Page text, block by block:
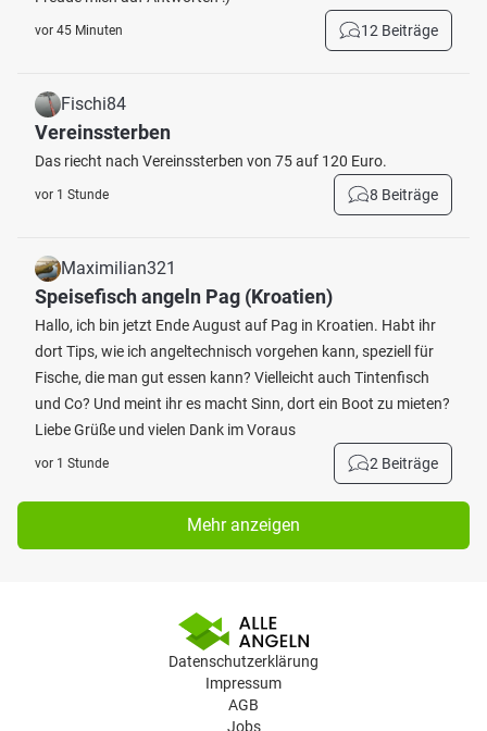
vor 45 Minuten 12 Beiträge
Fischi84
Vereinssterben
Das riecht nach Vereinssterben von 75 auf 120 Euro.
vor 1 Stunde 8 Beiträge
Maximilian321
Speisefisch angeln Pag (Kroatien)
Hallo, ich bin jetzt Ende August auf Pag in Kroatien. Habt ihr
dort Tips, wie ich angeltechnisch vorgehen kann, speziell für
Fische, die man gut essen kann? Vielleicht auch Tintenfisch
und Co? Und meint ihr es macht Sinn, dort ein Boot zu mieten?
Liebe Grüße und vielen Dank im Voraus
vor 1 Stunde 2 Beiträge
Mehr anzeigen
Datenschutzerklärung
Impressum
AGB
Jobs